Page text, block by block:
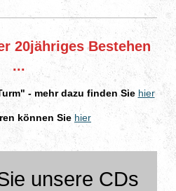
20jähriges Bestehen
...
- mehr dazu finden Sie hier
können Sie hier
unsere CDs